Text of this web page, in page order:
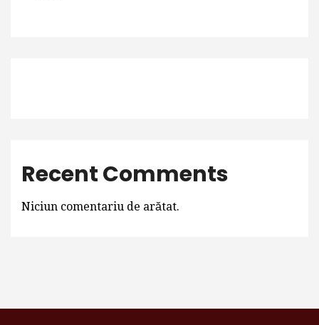
Recent Comments
Niciun comentariu de arătat.